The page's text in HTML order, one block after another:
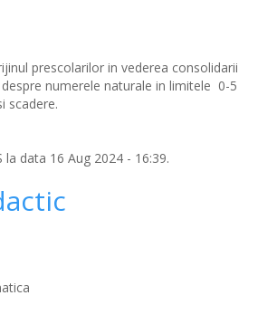
prescolarilor in vederea consolidarii
numerele naturale in limitele 0-5
scadere.
la data 16 Aug 2024 - 16:39.